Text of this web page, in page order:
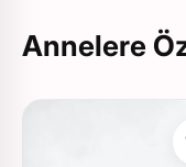
Annelere